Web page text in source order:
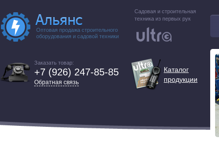
Оптовая продажа строительного
оборудования и садовой техники
Садовая и строительная
техника из первых рук
Заказать товар:
+7 (926) 247-85-85
Обратная связь
Каталог
продукции